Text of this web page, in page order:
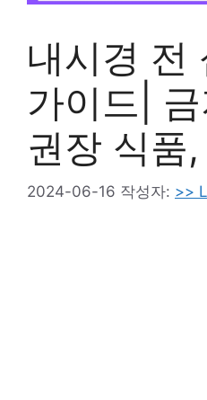
내시경 전
가이드|
권장 식품
2024-06-16 작성자: >>